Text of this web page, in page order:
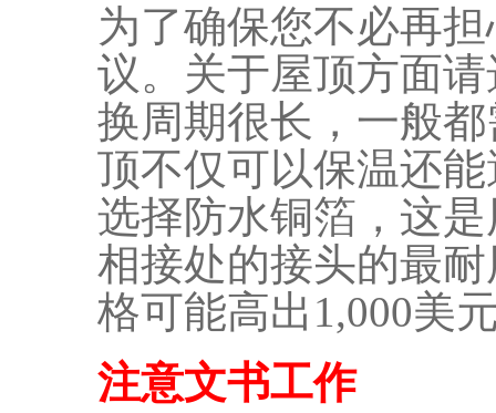
为了确保您不必再
议。关于屋顶方面
换周期很长，一般
顶不仅可以保温还
选择防水铜箔，这
相接处的接头的最
格可能高出1,000美
注意文书工作